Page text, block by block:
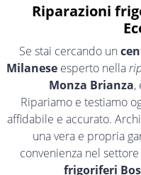
Riparazioni
Se stai cercando un
Milanese esperto nella
Monza Brianza,
Ripariamo e testiamo
affidabile e accurato.
una vera e propria
convenienza nel
frigoriferi